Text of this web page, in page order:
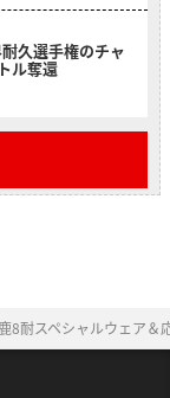
久選手権のチャ
ル奪還
8耐スペシャルウェア＆